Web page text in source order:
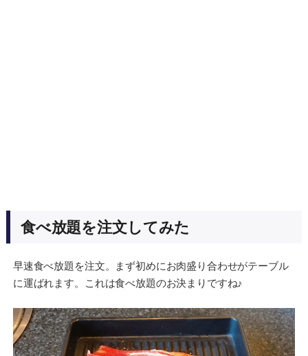
食べ放題を注文してみた
早速食べ放題を注文。まず初めにお肉盛り合わせがテーブル
に運ばれます。これは食べ放題のお決まりですね♪